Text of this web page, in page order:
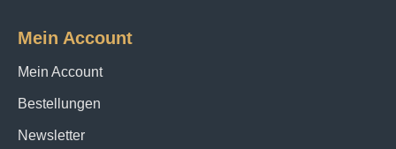
Mein Account
Mein Account
Bestellungen
Newsletter